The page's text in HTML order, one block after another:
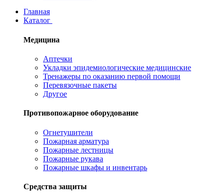
Главная
Каталог
Медицина
Аптечки
Укладки эпидемиологические медицинские
Тренажеры по оказанию первой помощи
Перевязочные пакеты
Другое
Противопожарное оборудование
Огнетушители
Пожарная арматура
Пожарные лестницы
Пожарные рукава
Пожарные шкафы и инвентарь
Средства защиты